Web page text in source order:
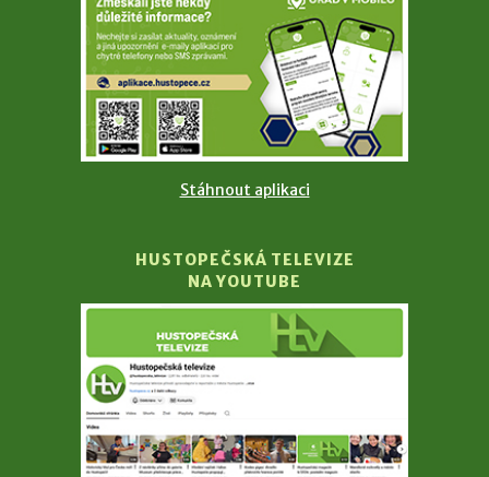
Stáhnout aplikaci
HUSTOPEČSKÁ TELEVIZE
NA YOUTUBE